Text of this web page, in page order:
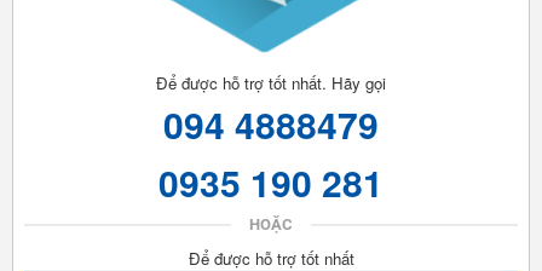
Để được hỗ trợ tốt nhất. Hãy gọi
094 4888479
0935 190 281
HOẶC
Để được hỗ trợ tốt nhất